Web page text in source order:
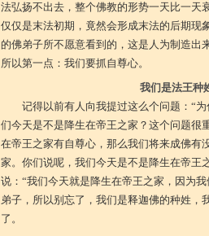
法弘扬不出去，整个佛教的形势一天比一天
仅仅是末法初期，竟然会形成末法的后期现
的佛弟子所不愿意看到的，这是人为制造出
所以第一点：我们要抓自尊心。
我们是法王种
记得以前有人向我提过这么个问题：“
们今天是不是降生在帝王之家？这个问题很
在帝王之家有自尊心，那么我们将来成佛有
家。你们说呢，我们今天是不是降生在帝王
说：“我们今天就是降生在帝王之家，因为
弟子，所以别忘了，我们是释迦佛的种姓，
了。